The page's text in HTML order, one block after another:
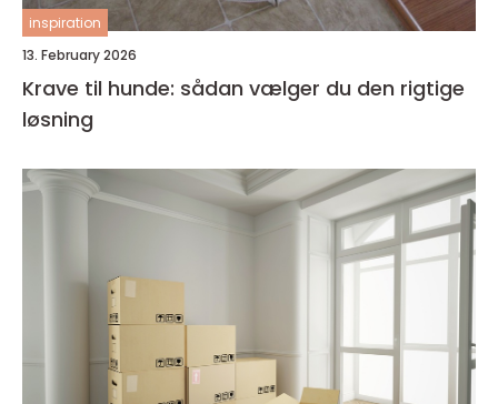
inspiration
13. February 2026
Krave til hunde: sådan vælger du den rigtige
løsning